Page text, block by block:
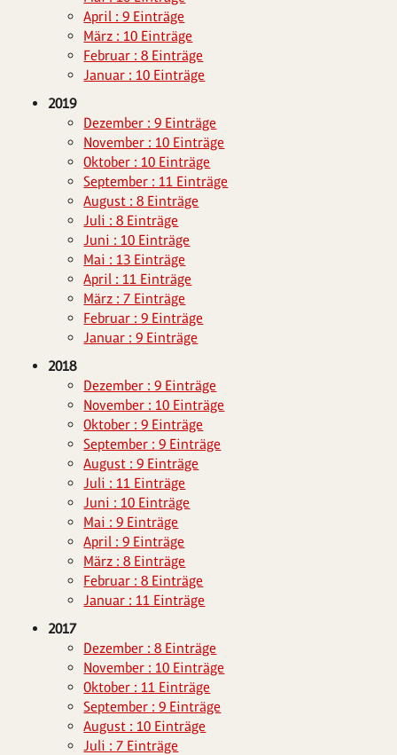
April : 9 Einträge
März : 10 Einträge
Februar : 8 Einträge
Januar : 10 Einträge
2019
Dezember : 9 Einträge
November : 10 Einträge
Oktober : 10 Einträge
September : 11 Einträge
August : 8 Einträge
Juli : 8 Einträge
Juni : 10 Einträge
Mai : 13 Einträge
April : 11 Einträge
März : 7 Einträge
Februar : 9 Einträge
Januar : 9 Einträge
2018
Dezember : 9 Einträge
November : 10 Einträge
Oktober : 9 Einträge
September : 9 Einträge
August : 9 Einträge
Juli : 11 Einträge
Juni : 10 Einträge
Mai : 9 Einträge
April : 9 Einträge
März : 8 Einträge
Februar : 8 Einträge
Januar : 11 Einträge
2017
Dezember : 8 Einträge
November : 10 Einträge
Oktober : 11 Einträge
September : 9 Einträge
August : 10 Einträge
Juli : 7 Einträge